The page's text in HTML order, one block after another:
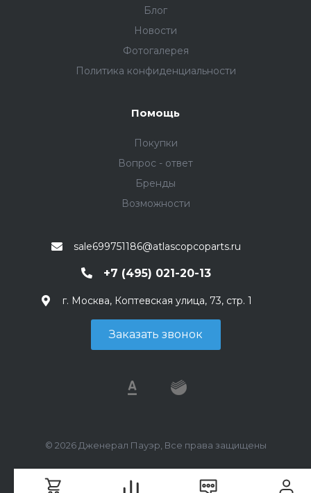
Блог
Новости
Фотогалерея
Политика конфиденциальности
Помощь
Покупки
Вопрос - ответ
Бренды
Возможности
sale699751186@atlascopcoparts.ru
+7 (495) 021-20-13
г. Москва, Коптевская улица, 73, стр. 1
Заказать звонок
© 2026 Дженерал Пауэр, Все права защищены